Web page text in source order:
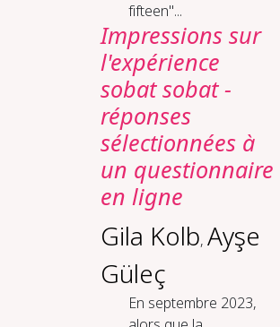
fifteen"...
Impressions sur
l'expérience
sobat sobat -
réponses
sélectionnées à
un questionnaire
en ligne
Gila Kolb, Ayşe
Güleç
En septembre 2023,